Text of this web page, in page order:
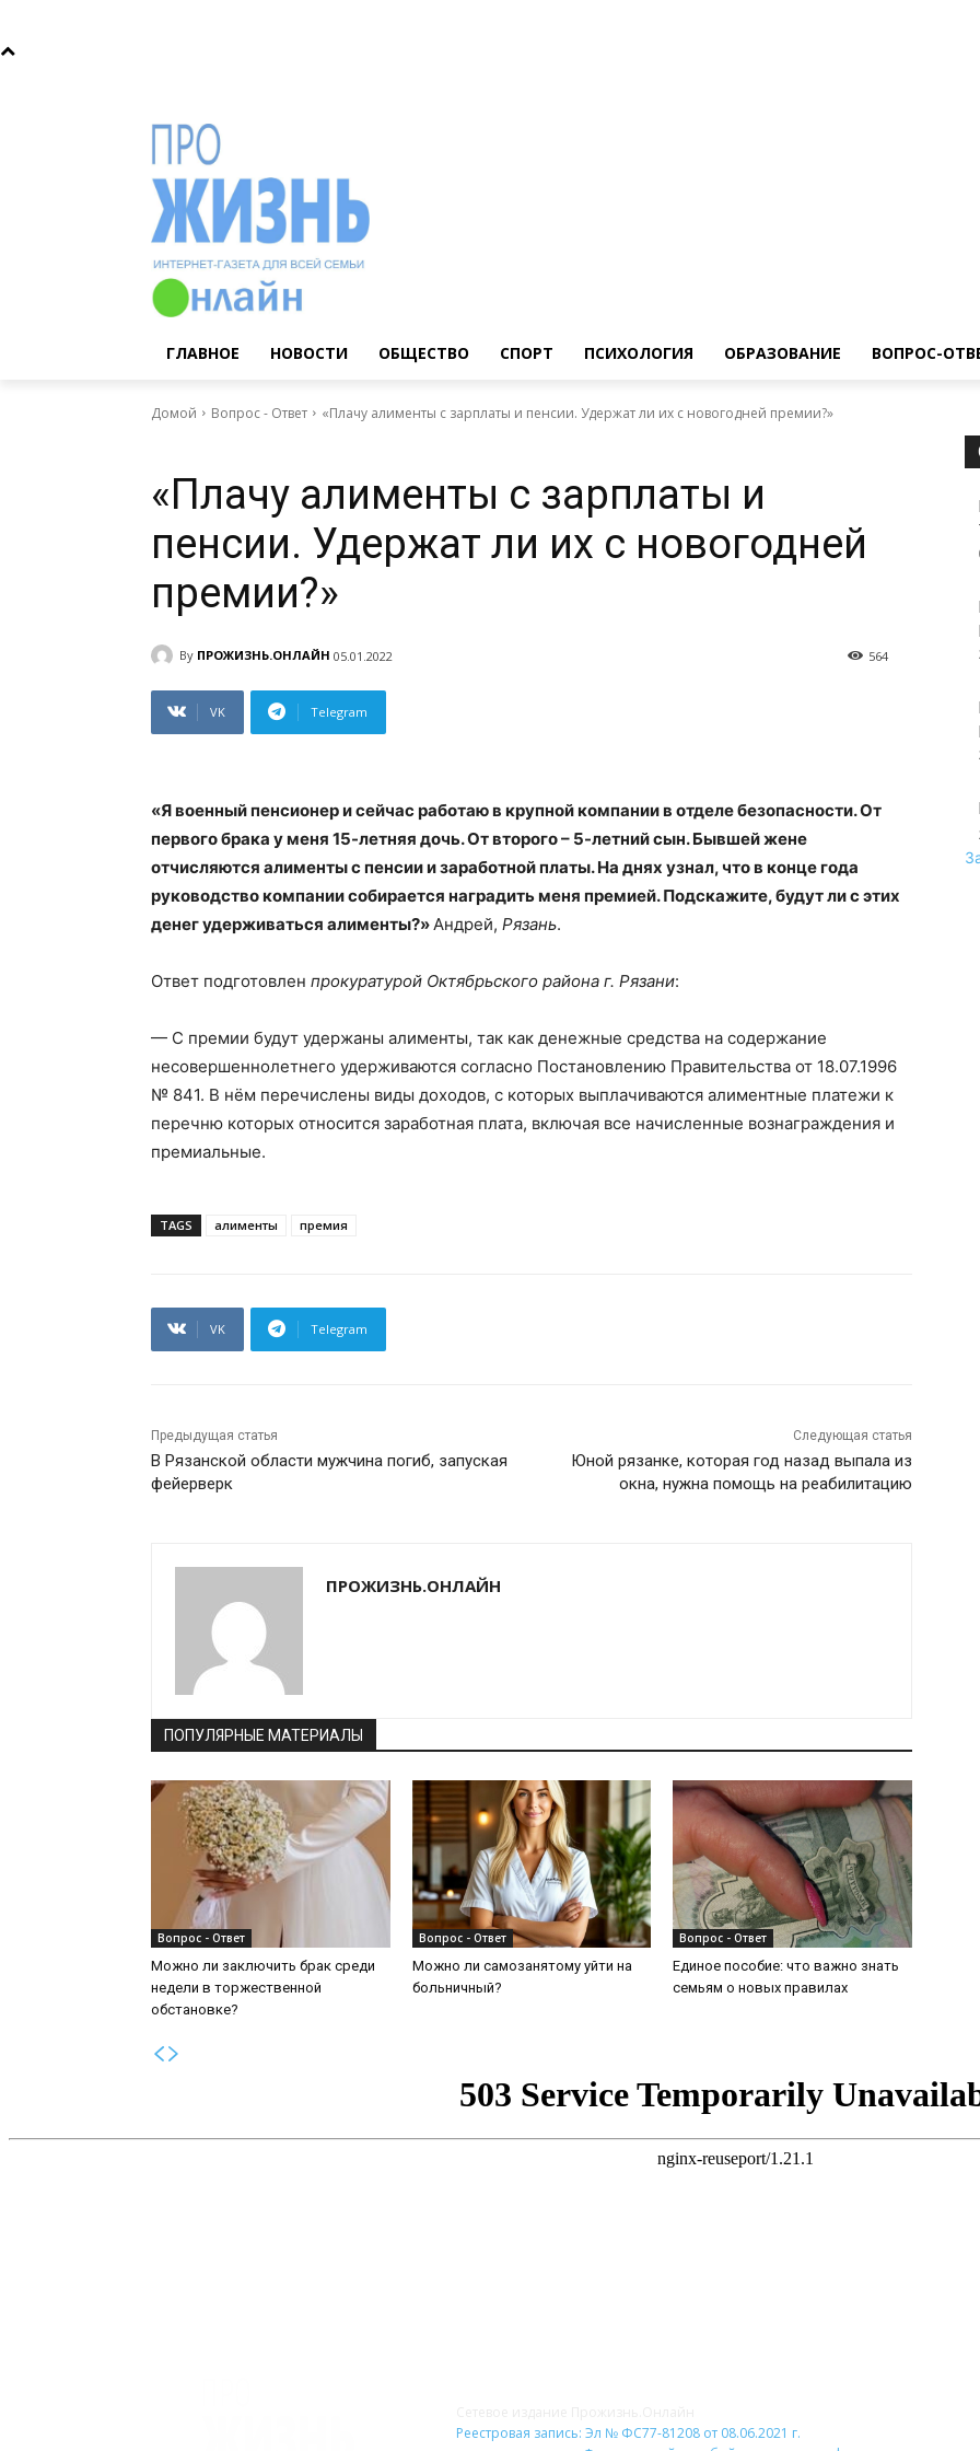
ГЛАВНОЕ НОВОСТИ ОБЩЕСТВО СПОРТ ПСИХОЛОГИЯ ОБРАЗОВАНИЕ ВОПРОС-
Домой Вопрос - Ответ «Плачу алименты с зарплаты и пенсии. Удержат ли их с новогодней премии?»
«Плачу алименты с зарплаты и
пенсии. Удержат ли их с новогодней
премии?»
By ПРОЖИЗНЬ.ОНЛАЙН 05.01.2022 564
VK Telegram
«Я военный пенсионер и сейчас работаю в крупной компании в отделе безопасности. От
первого брака у меня 15-летняя дочь. От второго – 5-летний сын. Бывшей жене
отчисляются алименты с пенсии и заработной платы. На днях узнал, что в конце года
руководство компании собирается наградить меня премией. Подскажите, будут ли с этих
денег удерживаться алименты?» Андрей, Рязань.
Ответ подготовлен прокуратурой Октябрьского района г. Рязани:
— С премии будут удержаны алименты, так как денежные средства на содержание
несовершеннолетнего удерживаются согласно Постановлению Правительства от 18.07.1996
№ 841. В нём перечислены виды доходов, с которых выплачиваются алиментные платежи к
перечню которых относится заработная плата, включая все начисленные вознаграждения и
премиальные.
TAGS алименты премия
VK Telegram
Предыдущая статья
В Рязанской области мужчина погиб, запуская
фейерверк
Следующая статья
Юной рязанке, которая год назад выпала из
окна, нужна помощь на реабилитацию
ПРОЖИЗНЬ.ОНЛАЙН
ПОПУЛЯРНЫЕ МАТЕРИАЛЫ
Вопрос - Ответ
Можно ли заключить брак среди
недели в торжественной
обстановке?
Вопрос - Ответ
Можно ли самозанятому уйти на
больничный?
Вопрос - Ответ
Единое пособие: что важно знать
семьям о новых правилах
Реестровая запись: Эл № ФС77-81208 от 08.06.2021 г.